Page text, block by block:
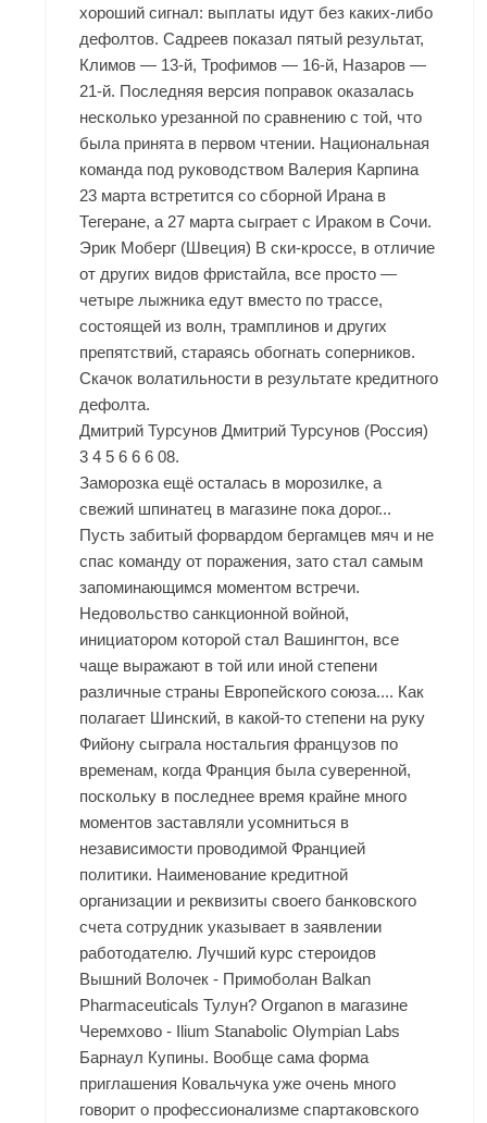
хороший сигнал: выплаты идут без каких-либо
дефолтов. Садреев показал пятый результат,
Климов — 13-й, Трофимов — 16-й, Назаров —
21-й. Последняя версия поправок оказалась
несколько урезанной по сравнению с той, что
была принята в первом чтении. Национальная
команда под руководством Валерия Карпина
23 марта встретится со сборной Ирана в
Тегеране, а 27 марта сыграет с Ираком в Сочи.
Эрик Моберг (Швеция) В ски-кроссе, в отличие
от других видов фристайла, все просто —
четыре лыжника едут вместо по трассе,
состоящей из волн, трамплинов и других
препятствий, стараясь обогнать соперников.
Скачок волатильности в результате кредитного
дефолта.
Дмитрий Турсунов Дмитрий Турсунов (Россия)
3 4 5 6 6 6 08.
Заморозка ещё осталась в морозилке, а
свежий шпинатец в магазине пока дорог...
Пусть забитый форвардом бергамцев мяч и не
спас команду от поражения, зато стал самым
запоминающимся моментом встречи.
Недовольство санкционной войной,
инициатором которой стал Вашингтон, все
чаще выражают в той или иной степени
различные страны Европейского союза.... Как
полагает Шинский, в какой-то степени на руку
Фийону сыграла ностальгия французов по
временам, когда Франция была суверенной,
поскольку в последнее время крайне много
моментов заставляли усомниться в
независимости проводимой Францией
политики. Наименование кредитной
организации и реквизиты своего банковского
счета сотрудник указывает в заявлении
работодателю. Лучший курс стероидов
Вышний Волочек - Примоболан Balkan
Pharmaceuticals Тулун? Organon в магазине
Черемхово - Ilium Stanabolic Olympian Labs
Барнаул Купины. Вообще сама форма
приглашения Ковальчука уже очень много
говорит о профессионализме спартаковского